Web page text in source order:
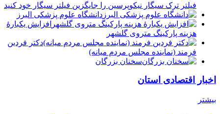
فیلتر ترک سیگار نیکوپرسین را جایگزین فیلتر سیگار خود کنید
دانشگاه علوم پزشکی البرز
افزایش یکبارۀ
هزینه پارکینگ متروی گلشهر
دكتر فردين
فرمند (نماينده مجلس مردم میانه)
سخنان بزرگان
اخبار اقتصادی استان
بیشتر